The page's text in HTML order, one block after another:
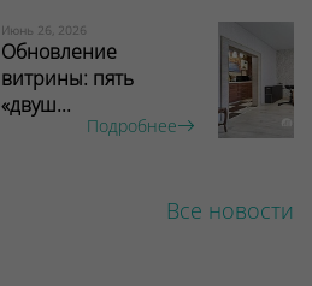
Июнь 26, 2026
Обновление
витрины: пять
«двуш...
Подробнее
Все новости